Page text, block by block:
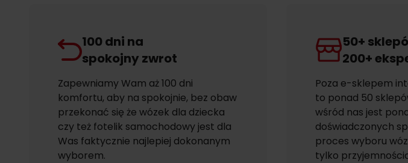
100 dni na
spokojny zwrot
Zapewniamy Wam aż 100 dni
komfortu, aby na spokojnie, bez obaw
przekonać się że wózek dla dziecka
czy też fotelik samochodowy jest dla
Was faktycznie najlepiej dokonanym
wyborem.
50+
200+
Poza e-sklepem
to ponad 50
wśród nas jest
doświadczonych
proces wyboru
tylko